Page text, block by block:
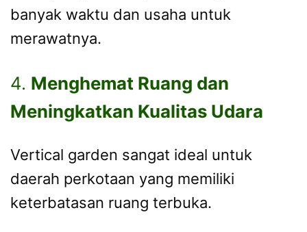
banyak waktu dan usaha untuk
merawatnya.
4. Menghemat Ruang dan
Meningkatkan Kualitas Udara
Vertical garden sangat ideal untuk
daerah perkotaan yang memiliki
keterbatasan ruang terbuka.